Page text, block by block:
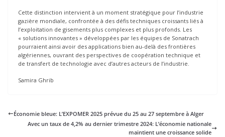
Cette distinction intervient à un moment stratégique pour l’industrie
gazière mondiale, confrontée à des défis techniques croissants liés à
l’exploitation de gisements plus complexes et plus profonds. Les
« solutions innovantes » développées par les équipes de Sonatrach
pourraient ainsi avoir des applications bien au-delà des frontières
algériennes, ouvrant des perspectives de coopération technique et
de transfert de technologie avec d’autres acteurs de l’industrie.
Samira Ghrib
Économie bleue: L’EXPOMER 2025 prévue du 25 au 27 septembre à Alger
Avec un taux de 4,2% au dernier trimestre 2024: L’économie nationale
maintient une croissance solide